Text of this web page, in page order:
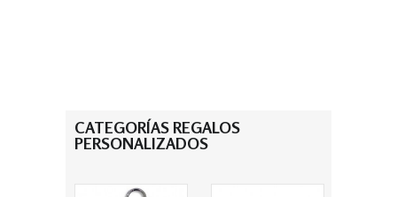
CATEGORÍAS REGALOS
PERSONALIZADOS